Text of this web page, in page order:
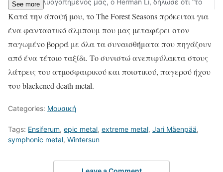
See more
Κατά την άποψή μου, το The Forest Seasons πρόκειται για
ένα φανταστικό άλμπουμ που μας μεταφέρει στον
παγωμένο βορρά με όλα τα συναισθήματα που πηγάζουν
από ένα τέτοιο ταξίδι. Το συνιστώ ανεπιφύλακτα στους
λάτρεις του ατμοσφαιρικού και ποιοτικού, παγερού ήχου
του blackened death metal.
Categories: Μουσική
Tags: Ensiferum, epic metal, extreme metal, Jari Mäenpää,
symphonic metal, Wintersun